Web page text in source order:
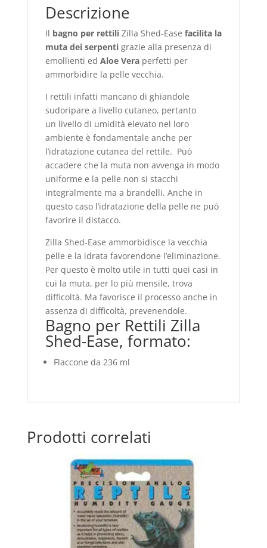
Descrizione
Il bagno per rettiliZilla Shed-Ease facilita la
muta dei serpentigrazie alla presenza di
emollienti ed Aloe Veraperfetti per
ammorbidire la pelle vecchia.
I rettili infatti mancano di ghiandole
sudoripare a livello cutaneo, pertanto
un livello di umidità elevato nel loro
ambiente è fondamentale anche per
l’idratazione cutanea del rettile. Può
accadere che la muta non avvenga in modo
uniforme e la pelle non si stacchi
integralmente ma a brandelli. Anche in
questo caso l’idratazione della pelle ne può
favorire il distacco.
Zilla Shed-Ease ammorbidisce la vecchia
pelle e la idrata favorendone l’eliminazione.
Per questo è molto utile in tutti quei casi in
cui la muta, per lo più mensile, trova
difficoltà. Ma favorisce il processo anche in
assenza di difficoltà, prevenendole.
Bagno per Rettili Zilla
Shed-Ease, formato:
Flaccone da 236 ml
Prodotti correlati